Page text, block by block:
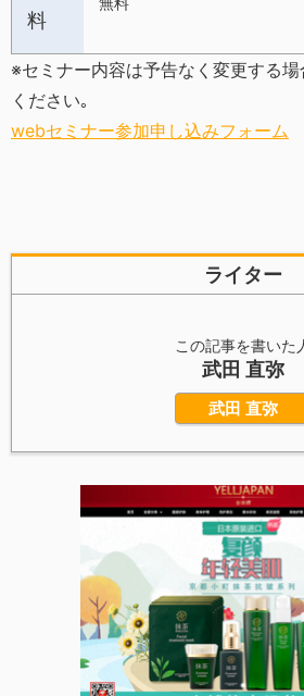
料
※セミナー内容は予告なく変更する
ください｡
webセミナー参加申し込みフォーム
ライター
この記事を書いた
武田 直弥
武田 直弥